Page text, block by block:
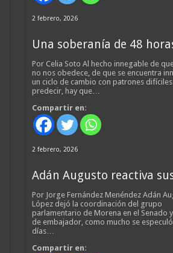
2 febrero, 2026
Una soberanía de 48
Por Celia Soto Al hecho innegable de
no nos obedece, de que se encuentra
un ciclo de cambio con patrones
predecir, hay que…
Compartir en:
2 febrero, 2026
Adán Augusto reactiva
Por Jorge Fernández Menéndez Adán
López dejó la coordinación del grupo
parlamentario de Morena en el Senado
de embajador, como mucho se
días…
Compartir en: